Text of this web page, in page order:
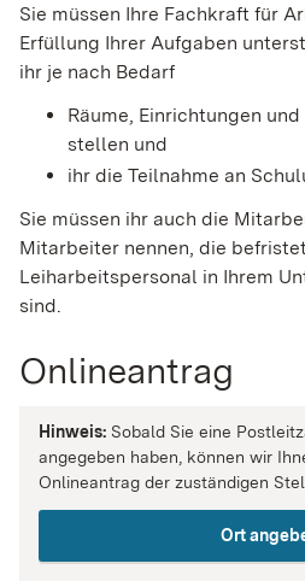
Sie müssen Ihre Fachkraft für
Erfüllung Ihrer Aufgaben
ihr je nach Bedarf
Räume, Einrichtungen
stellen und
ihr die Teilnahme an
Sie müssen ihr auch die
Mitarbeiter nennen, die
Leiharbeitspersonal in Ihrem
sind.
Onlineantrag
Hinweis: Sobald Sie eine
angegeben haben, können wir
Onlineantrag der zuständigen
Ort